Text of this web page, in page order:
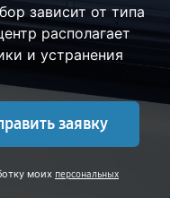
зависит от типа
располагает
и устранения
заявку
моих персональных